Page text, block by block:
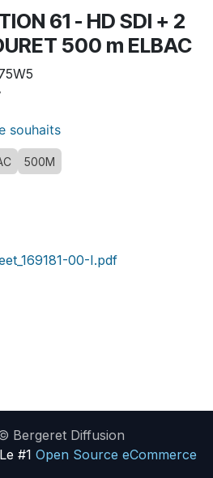
61 - HD SDI + 2
500 m ELBAC
souhaits
500M
00-I.pdf
Bergeret Diffusion
#1 Open Source eCommerce